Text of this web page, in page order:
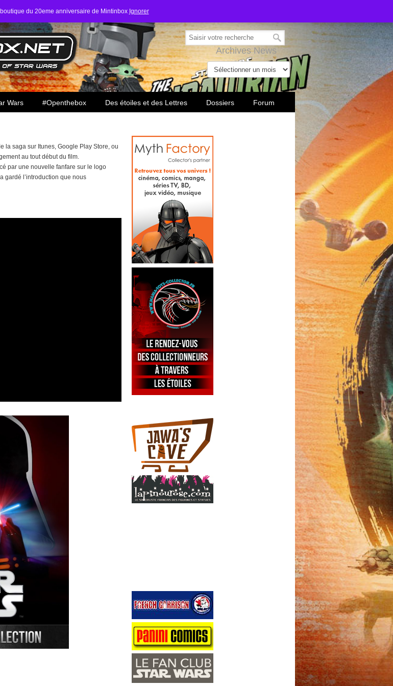
du 20eme anniversaire de Mintinbox Ignorer
Archives News
Wars #Openthebox Des étoiles et des Lettres Dossiers Forum
la saga sur Itunes, Google Play Store, ou
au tout début du film.
par une nouvelle fanfare sur le logo
gardé l’introduction que nous